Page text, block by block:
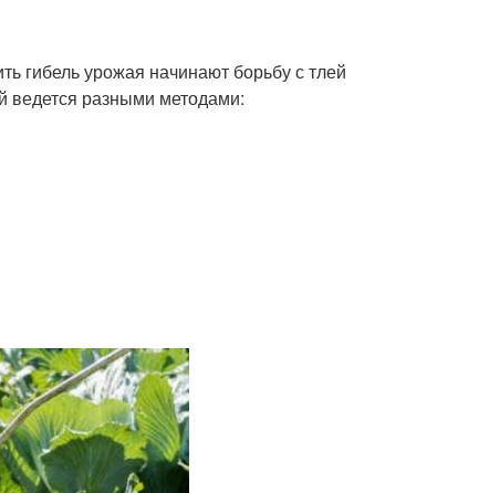
гибель урожая начинают борьбу с тлей
ведется разными методами: